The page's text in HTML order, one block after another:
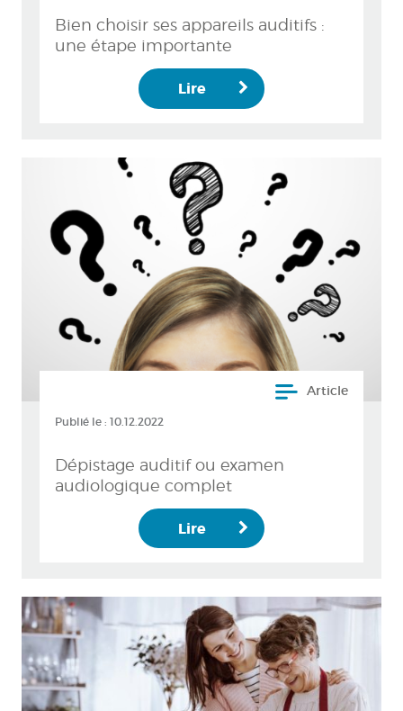
Bien choisir ses appareils auditifs :
une étape importante
Lire
Article
Publié le : 10.12.2022
Dépistage auditif ou examen
audiologique complet
Lire